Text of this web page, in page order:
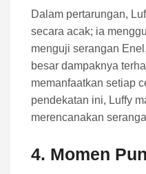
Dalam pertarungan,
secara acak; ia
menguji serangan
besar dampaknya
memanfaatkan setiap
pendekatan ini, Luffy
merencanakan
4. Momen